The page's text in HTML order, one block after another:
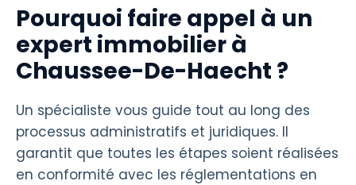
Pourquoi faire appel à un
expert immobilier à
Chaussee-De-Haecht ?
Un spécialiste vous guide tout au long des
processus administratifs et juridiques. Il
garantit que toutes les étapes soient réalisées
en conformité avec les réglementations en